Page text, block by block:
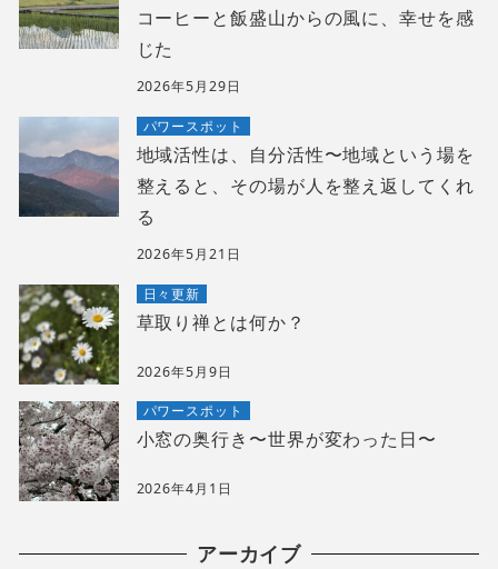
コーヒーと飯盛山からの風に、幸せを感
じた
2026年5月29日
パワースポット
地域活性は、自分活性〜地域という場を
整えると、その場が人を整え返してくれ
る
2026年5月21日
日々更新
草取り禅とは何か？
2026年5月9日
パワースポット
小窓の奥行き〜世界が変わった日〜
2026年4月1日
アーカイブ